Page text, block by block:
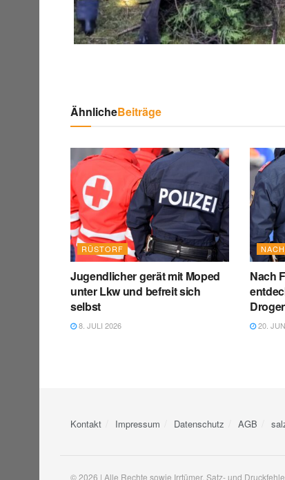
ÄhnlicheBeiträge
RÜSTORF
Jugendlicher gerät mit Moped
unter Lkw und befreit sich
selbst
8. JULI 2026
Nach
20.
Kontakt Impressum Datenschutz AGB
© 2026 | Alle Rechte sowie Irrtümer, Satz- und